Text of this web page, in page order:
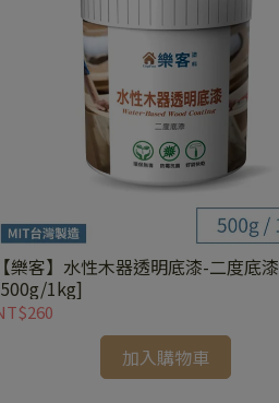
【樂客】水性木器透明底漆-二度底漆
1kg]
加入購物車